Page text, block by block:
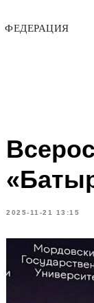
ФЕДЕРАЦИЯ
2025-11-21 13:15